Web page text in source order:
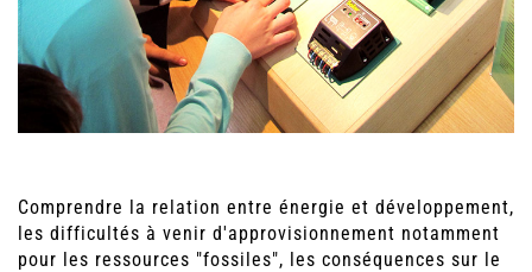
Comprendre la relation entre énergie et développement,
les difficultés à venir d'approvisionnement notamment
pour les ressources "fossiles", les conséquences sur le